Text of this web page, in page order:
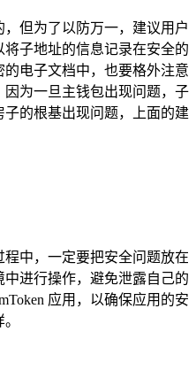
但为了以防万一，建议用户
子地址的信息记录在安全的
电子文档中，也要格外注意
为一旦主钱包出现问题，子
的根基出现问题，上面的建
中，一定要把安全问题放在
进行操作，避免泄露自己的
应用，以确保应用的安